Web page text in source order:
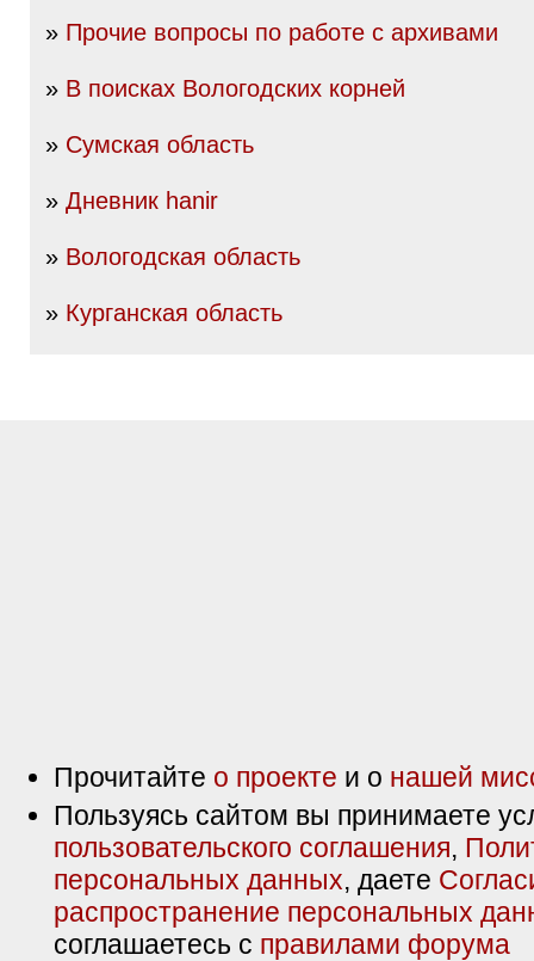
» Прочие вопросы по работе с архивами
» В поисках Вологодских корней
» Сумская область
» Дневник hanir
» Вологодская область
» Курганская область
Прочитайте о проекте и о нашей
Пользуясь сайтом вы принимаете
пользовательского соглашения,
персональных данных, даете
распространение персональных
соглашаетесь с правилами форума